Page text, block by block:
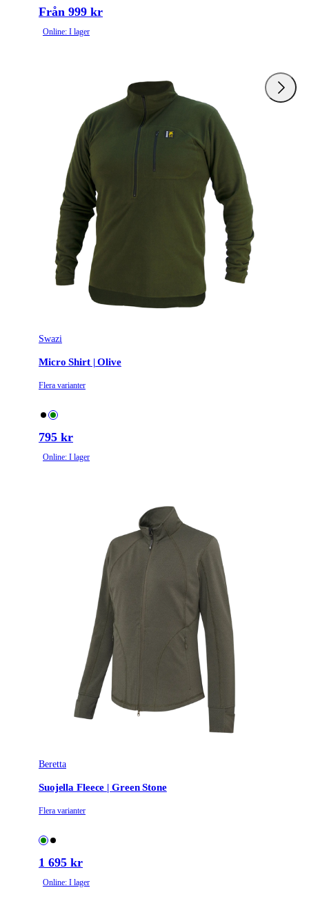
Från 999 kr
Online: I lager
Swazi
Micro Shirt | Olive
Flera varianter
795 kr
Online: I lager
Beretta
Suojella Fleece | Green Stone
Flera varianter
1 695 kr
Online: I lager